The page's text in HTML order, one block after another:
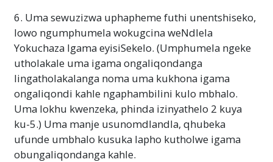
6. Uma sewuzizwa uphapheme futhi unentshiseko,
lowo ngumphumela wokugcina weNdlela
Yokuchaza Igama eyisiSekelo. (Umphumela ngeke
utholakale uma igama ongaliqondanga
lingatholakalanga noma uma kukhona igama
ongaliqondi kahle ngaphambilini kulo mbhalo.
Uma lokhu kwenzeka, phinda izinyathelo 2 kuya
ku-5.) Uma manje usunomdlandla, qhubeka
ufunde umbhalo kusuka lapho kutholwe igama
obungaliqondanga kahle.